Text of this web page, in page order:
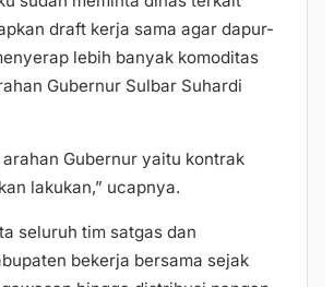
draft kerja sama agar dapur-
lebih banyak komoditas
Gubernur Sulbar Suhardi
Gubernur yaitu kontrak
lakukan,” ucapnya.
seluruh tim satgas dan
bekerja bersama sejak